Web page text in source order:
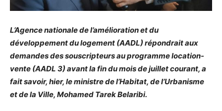
L’Agence nationale de l’amélioration et du
développement du logement (AADL) répondrait aux
demandes des souscripteurs au programme location-
vente (AADL 3) avant la fin du mois de juillet courant, a
fait savoir, hier, le ministre de l’Habitat, de l’Urbanisme
et de la Ville, Mohamed Tarek Belaribi.